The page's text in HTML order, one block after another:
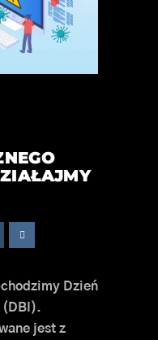
Dzień
(DBI).
jest z